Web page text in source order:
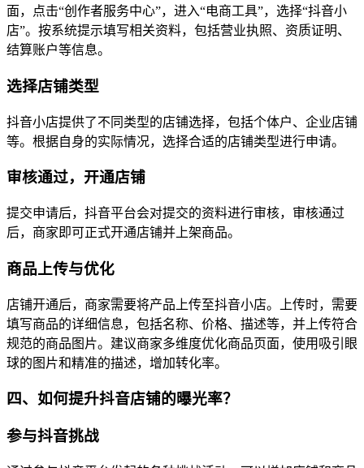
面，点击“创作者服务中心”，进入“电商工具”，选择“抖音小
店”。按系统提示填写相关资料，包括营业执照、资质证明、
结算账户等信息。
选择店铺类型
抖音小店提供了不同类型的店铺选择，包括个体户、企业店铺
等。根据自身的实际情况，选择合适的店铺类型进行申请。
审核通过，开通店铺
提交申请后，抖音平台会对提交的资料进行审核，审核通过
后，商家即可正式开通店铺并上架商品。
商品上传与优化
店铺开通后，商家需要将产品上传至抖音小店。上传时，需要
填写商品的详细信息，包括名称、价格、描述等，并上传符合
规范的商品图片。建议商家多维度优化商品页面，使用吸引眼
球的图片和精准的描述，增加转化率。
四、如何提升抖音店铺的曝光率？
参与抖音挑战